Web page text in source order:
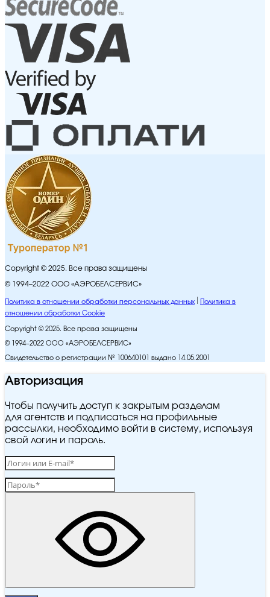
Copyright © 2025. Все права защищены
© 1994–2022 ООО «АЭРОБЕЛСЕРВИС»
Политика в отношении обработки персональных данных
Политика в
отношении обработки Cookie
Copyright © 2025. Все права защищены
© 1994–2022 ООО «АЭРОБЕЛСЕРВИС»
Свидетельство о регистрации № 100640101 выдано 14.05.2001
Авторизация
Чтобы получить доступ к закрытым разделам
для агентств и подписаться на профильные
рассылки, необходимо войти в систему, используя
свой логин и пароль.